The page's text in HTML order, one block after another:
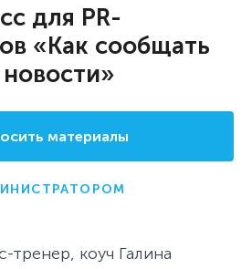
для PR-
«Как сообщать
материалы
тренер, коуч Галина